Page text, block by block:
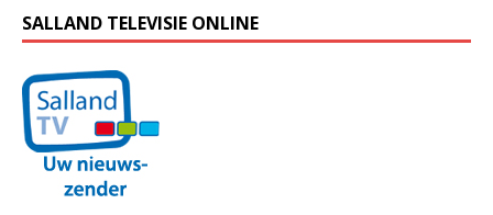
SALLAND TELEVISIE ONLINE